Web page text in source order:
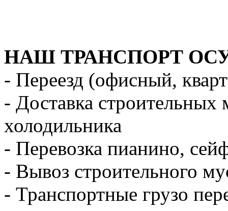
НАШ ТРАНСПОРТ
- Переезд (офисный,
- Доставка
холодильника
- Перевозка пианино,
- Вывоз строительного
- Транспортные грузо